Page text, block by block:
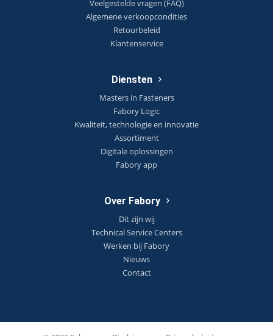
Veelgestelde vragen (FAQ)
Algemene verkoopcondities
Retourbeleid
Klantenservice
Diensten
Masters in Fasteners
Fabory Logic
Kwaliteit, technologie en innovatie
Assortiment
Digitale oplossingen
Fabory app
Over Fabory
Dit zijn wij
Technical Service Centers
Werken bij Fabory
Nieuws
Contact